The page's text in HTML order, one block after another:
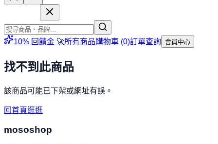
10% 回饋金 🚀所有商品購物車 (0)訂單查詢 會員中心
找不到此商品
該商品可能已下架或網址有誤。
回首頁逛逛
mososhop